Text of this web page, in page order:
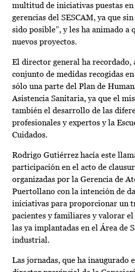
multitud de iniciativas puestas en
gerencias del SESCAM, ya que
sido posible”, y les ha animado a
nuevos proyectos.
El director general ha recordado,
conjunto de medidas recogidas
sólo una parte del Plan de
Asistencia Sanitaria, ya que el
también el desarrollo de las
profesionales y expertos y la
Cuidados.
Rodrigo Gutiérrez hacía este
participación en el acto de
organizadas por la Gerencia de
Puertollano con la intención de
iniciativas para proporcionar un
pacientes y familiares y valorar
las ya implantadas en el Área de
industrial.
Las jornadas, que ha inaugurado